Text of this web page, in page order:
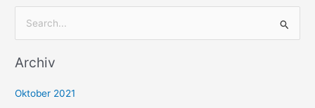
c
Archiv
Oktober 2021